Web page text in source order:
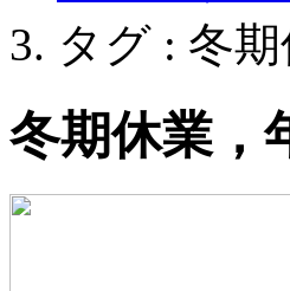
タグ : 冬
冬期休業，